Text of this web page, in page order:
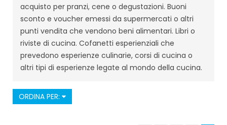
acquisto per pranzi, cene o degustazioni. Buoni
sconto e voucher emessi da supermercati o altri
punti vendita che vendono beni alimentari. Libri o
riviste di cucina. Cofanetti esperienziali che
prevedono esperienze culinarie, corsi di cucina o
altri tipi di esperienze legate al mondo della cucina.
ORDINA PER: